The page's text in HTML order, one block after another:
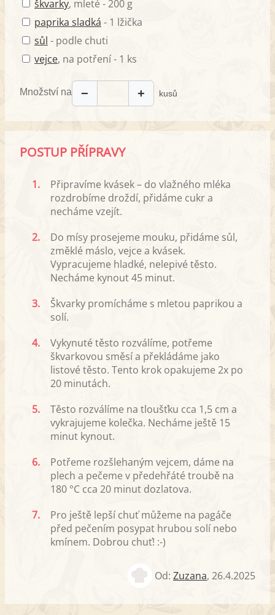
škvarky, mleté - 200 g
paprika sladká - 1 lžička
sůl - podle chuti
vejce, na potření - 1 ks
Množství na − + kusů
POSTUP PŘÍPRAVY
1.
Připravíme kvásek – do vlažného mléka
rozdrobíme droždí, přidáme cukr a
necháme vzejít.
2.
Do mísy prosejeme mouku, přidáme sůl,
změklé máslo, vejce a kvásek.
Vypracujeme hladké, nelepivé těsto.
Necháme kynout 45 minut.
3.
Škvarky promícháme s mletou paprikou a
solí.
4.
Vykynuté těsto rozválíme, potřeme
škvarkovou směsí a překládáme jako
listové těsto. Tento krok opakujeme 2x po
20 minutách.
5.
Těsto rozválíme na tloušťku cca 1,5 cm a
vykrajujeme kolečka. Necháme ještě 15
minut kynout.
6.
Potřeme rozšlehaným vejcem, dáme na
plech a pečeme v předehřáté troubě na
180 °C cca 20 minut dozlatova.
7.
Pro ještě lepší chuť můžeme na pagáče
před pečením posypat hrubou solí nebo
kmínem. Dobrou chuť! :-)
Od: Zuzana, 26.4.2025